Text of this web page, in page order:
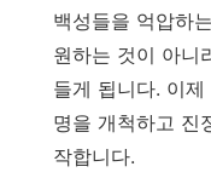
백성들을 억압하
원하는 것이 아니
들게 됩니다. 이
명을 개척하고 진
작합니다.